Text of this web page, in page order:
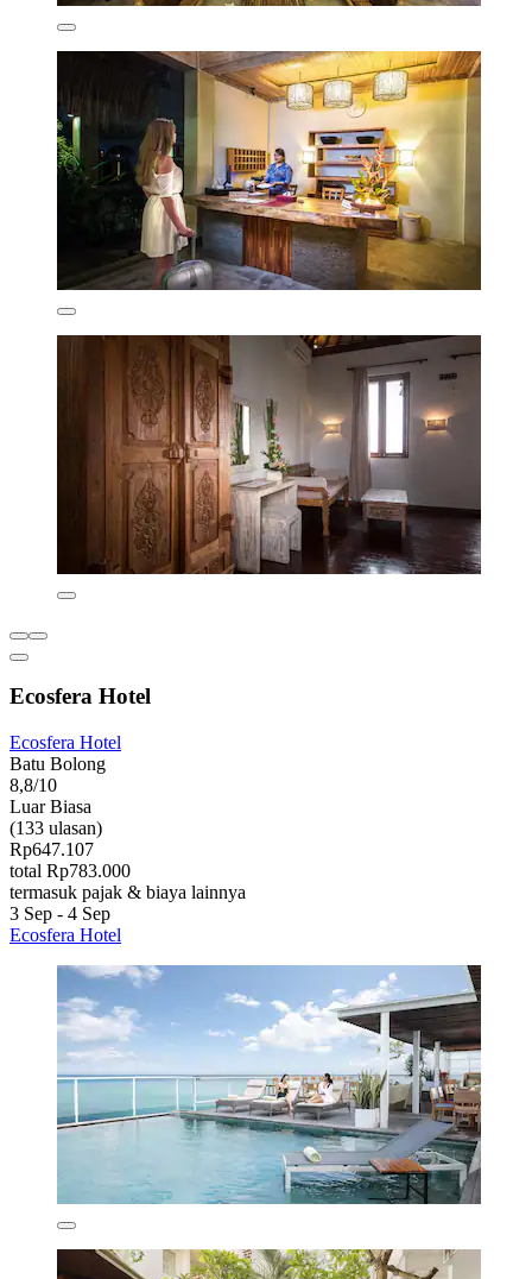
Ecosfera Hotel
Ecosfera Hotel
Batu Bolong
8,8/10
Luar Biasa
(133 ulasan)
Rp647.107
total Rp783.000
termasuk pajak & biaya lainnya
3 Sep - 4 Sep
Ecosfera Hotel